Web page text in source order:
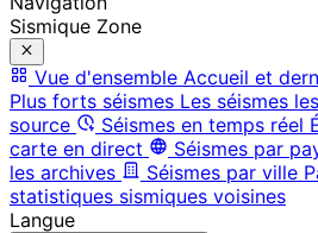
Sismique Zone
Vue d'ensemble Accueil et
Plus forts séismes Les séismes
source
Séismes en temps réel
carte en direct
Séismes par
les archives
Séismes par ville
statistiques sismiques voisines
Langue